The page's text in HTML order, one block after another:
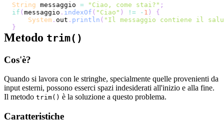
String messaggio = "Ciao, come stai?" ;
if ( messaggio . indexOf ( "Ciao" ) != - 1 )
{
System . out . println ( "Il messaggio contiene il
}
Metodo trim()
Cos'è?
Quando si lavora con le stringhe, specialmente quelle provenienti da
input esterni, possono esserci spazi indesiderati all'inizio e alla fine.
Il metodo trim() è la soluzione a questo problema.
Caratteristiche